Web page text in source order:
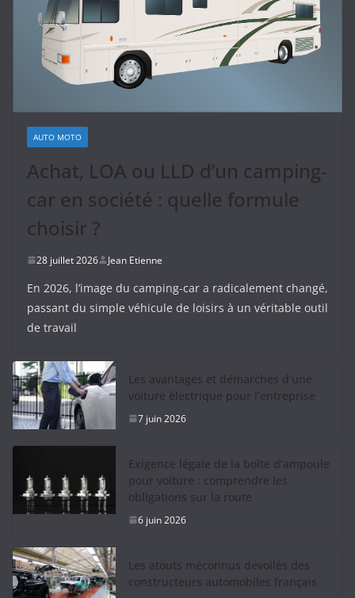
AUTO MOTO
Achat, LOA ou LLD d’un camping-
car en société : quelle formule
choisir ?
28 juillet 2026 Jean Etienne
En 2026, l’image du camping-car a radicalement changé,
passant du simple véhicule de loisirs à un véritable outil
de travail
Les avantages et démarches d’une
voiture électrique pour l’entreprise
7 juin 2026
Exigence légale de la boîte d’ampoule
pour voiture : comprendre les
obligations sur la route
6 juin 2026
Les atouts méconnus dévoilés des
constructeurs automobiles français